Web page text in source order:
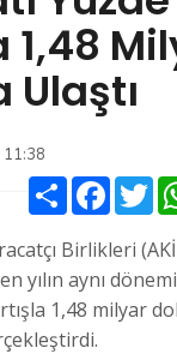
1,48
Ulaştı
11:38
Paylaş Facebook
Birlikleri
yılın aynı
1,48 milyar